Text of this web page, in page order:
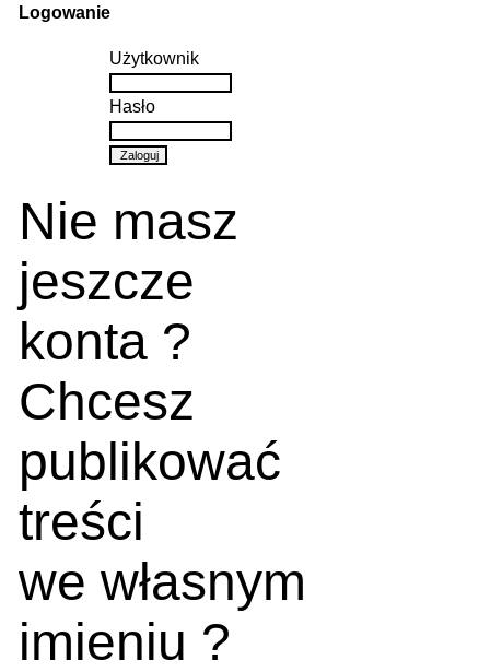
Logowanie
Użytkownik
Hasło
Nie masz
jeszcze
konta ?
Chcesz
publikować
treści
we własnym
imieniu ?